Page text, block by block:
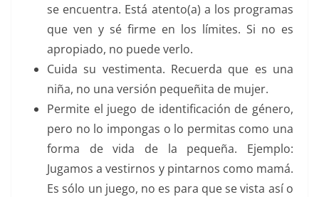
se encuentra. Está atento(a) a los programas
que ven y sé firme en los límites. Si no es
apropiado, no puede verlo.
Cuida su vestimenta. Recuerda que es una
niña, no una versión pequeñita de mujer.
Permite el juego de identificación de género,
pero no lo impongas o lo permitas como una
forma de vida de la pequeña. Ejemplo:
Jugamos a vestirnos y pintarnos como mamá.
Es sólo un juego, no es para que se vista así o